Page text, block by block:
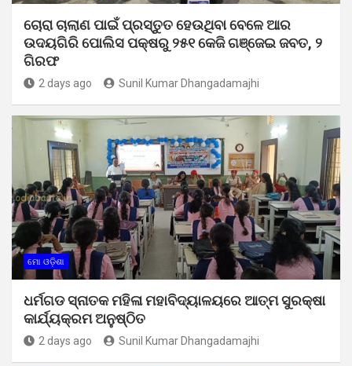
ଚୋରା ଚାଲାଣ ପାଇଁ ପ୍ରସ୍ତୁତ ହେଉଥିବା ବେଳେ ଆର
ଉଦୟଗିରି ପୋଲିସ ପକ୍ଷରୁ ୨୫୧ କେଜି ଗଞ୍ଜେଇ ଜବତ, ୨
ଗିରଫ
2 days ago Sunil Kumar Dhangadamajhi
ମୋ ଓଡ଼ିଶା
ଧର୍ମଗଡ ସ୍ନାତକ ମହିଳା ମହାବିଦ୍ୟାଳୟରେ ଆତ୍ମ ସୁରକ୍ଷା
କାର୍ଯ୍ୟକ୍ରମ ଅନୁଷ୍ଠିତ
2 days ago Sunil Kumar Dhangadamajhi